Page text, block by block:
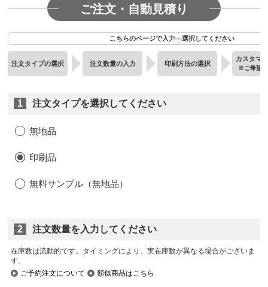
ご注文・自動見積り
こちらのページで入力・選択してください
注文タイプの選択 注文数量の入力 印刷方法の選択
カスタマ
※ご希望
1 注文タイプを選択してください
無地品
印刷品
無料サンプル（無地品）
2 注文数量を入力してください
在庫数は流動的です。タイミングにより、実在庫数が異なる場合がございま
す。
ご予約注文について
類似商品はこちら